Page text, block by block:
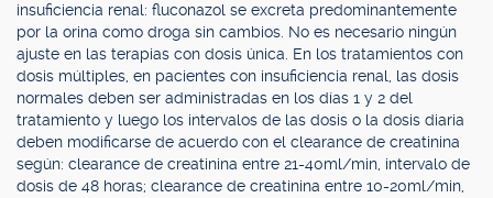
insuficiencia renal: fluconazol se excreta predominantemente
por la orina como droga sin cambios. No es necesario ningún
ajuste en las terapias con dosis única. En los tratamientos con
dosis múltiples, en pacientes con insuficiencia renal, las dosis
normales deben ser administradas en los días 1 y 2 del
tratamiento y luego los intervalos de las dosis o la dosis diaria
deben modificarse de acuerdo con el clearance de creatinina
según: clearance de creatinina entre 21-40ml/min, intervalo de
dosis de 48 horas; clearance de creatinina entre 10-20ml/min,